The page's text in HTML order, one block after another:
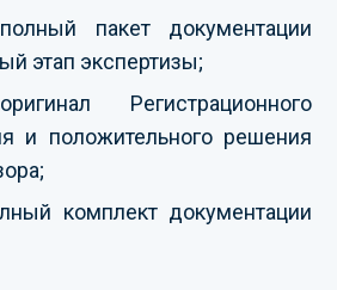
пакет документации
этап экспертизы;
Регистрационного
и положительного решения
комплект документации